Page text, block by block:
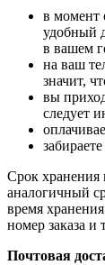
в момент
удобный
в вашем
на ваш
значит,
вы
следует
Срок хранения
аналогичный
время
номер заказа и
Почтовая